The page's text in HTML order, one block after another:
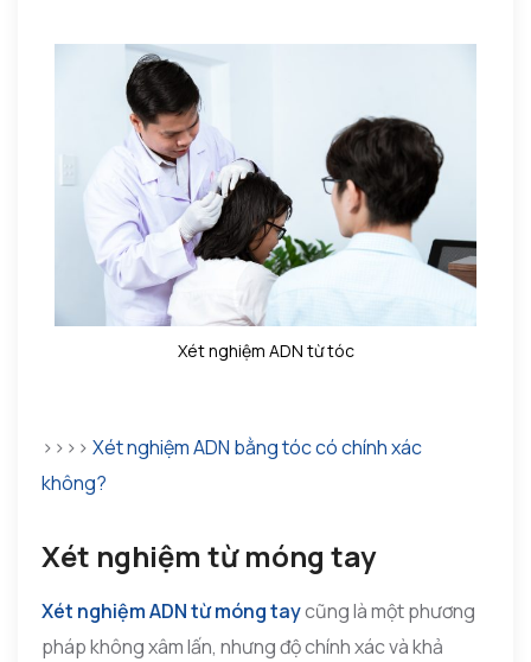
Xét nghiệm ADN từ tóc
>>>> Xét nghiệm ADN bằng tóc có chính xác
không?
Xét nghiệm từ móng tay
Xét nghiệm ADN từ móng taycũng là một phương
pháp không xâm lấn, nhưng độ chính xác và khả